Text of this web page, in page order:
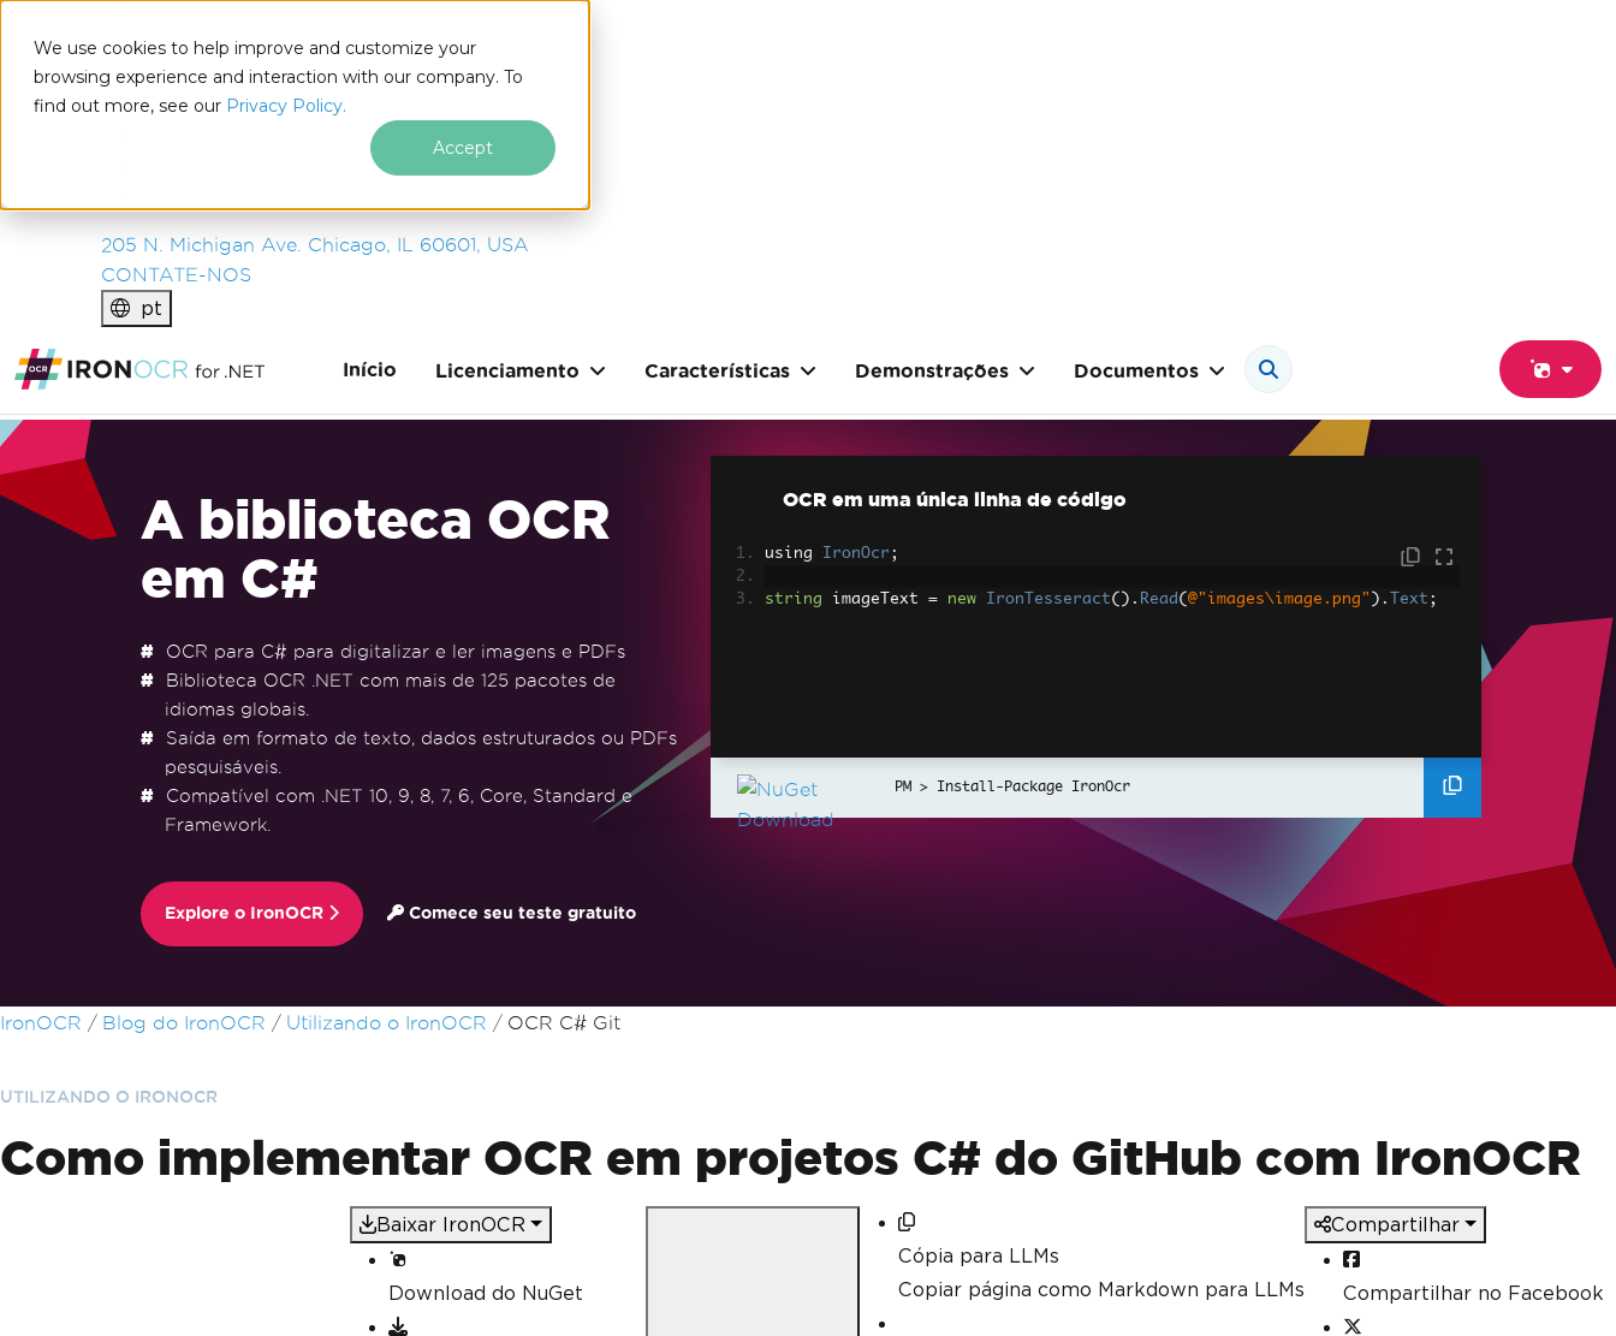
We use cookies to help improve and customize your
browsing experience and interaction with our company. To
find out more, see our Privacy Policy.
Accept
IRONSOFTWARE
PRODUTOS
EMPRESA
205 N. Michigan Ave. Chicago, IL 60601, USA
CONTATE-NOS
pt
Início Licenciamento Características Demonstrações Documentos
A biblioteca OCR
em C#
OCR para C# para digitalizar e ler imagens e PDFs
Biblioteca OCR .NET com mais de 125 pacotes de
idiomas globais.
Saída em formato de texto, dados estruturados ou PDFs
pesquisáveis.
Compatível com .NET 10, 9, 8, 7, 6, Core, Standard e
Framework.
Explore o IronOCR Comece seu teste gratuito
OCR em uma única linha de código
using IronOcr ;
string imageText = new IronTesseract(). Read ( @"images\image.png" ). Text ;
Install-Package IronOcr
Ir para o conteúdo do rodapé
IronOCR Blog do IronOCR Utilizando o IronOCR OCR C# Git
UTILIZANDO O IRONOCR
Como implementar OCR em projetos C# do GitHub com IronOCR
Baixar IronOCR
Download do NuGet
Cópia para LLMs
Copiar página como Markdown para LLMs
Compartilhar
Compartilhar no Facebook